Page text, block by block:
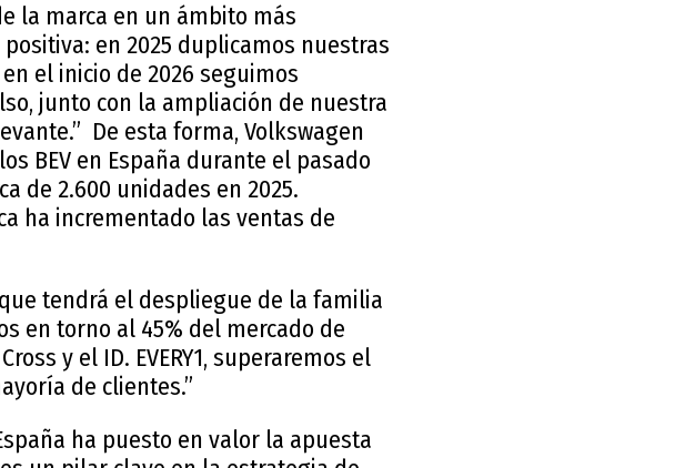
la marca en un ámbito más
en 2025 duplicamos nuestras
el inicio de 2026 seguimos
junto con la ampliación de nuestra
De esta forma, Volkswagen
BEV en España durante el pasado
de 2.600 unidades en 2025.
ha incrementado las ventas de
tendrá el despliegue de la familia
en torno al 45% del mercado de
y el ID. EVERY1, superaremos el
de clientes.”
ha puesto en valor la apuesta